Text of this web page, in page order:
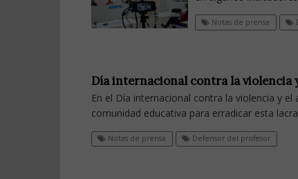
Notas de prensa
Día internacional contra la violencia
En el Día internacional contra la violencia y
comunidad educativa para erradicar esta
Notas de prensa Defensor del profesor